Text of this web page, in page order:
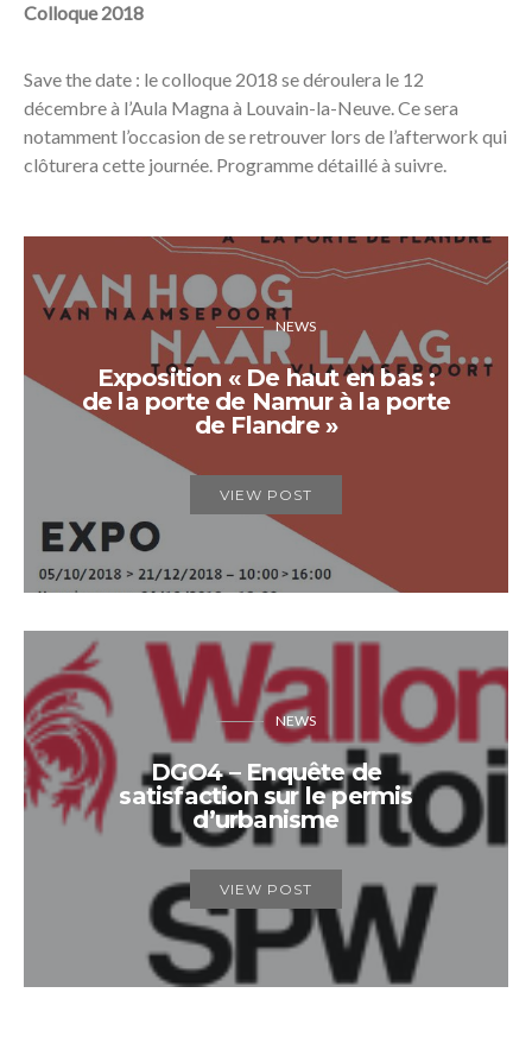
Colloque 2018
Save the date : le colloque 2018 se déroulera le 12
décembre à l’Aula Magna à Louvain-la-Neuve. Ce sera
notamment l’occasion de se retrouver lors de l’afterwork qui
clôturera cette journée. Programme détaillé à suivre.
NEWS
Exposition « De haut en bas :
de la porte de Namur à la porte
de Flandre »
VIEW POST
NEWS
DGO4 – Enquête de
satisfaction sur le permis
d’urbanisme
VIEW POST